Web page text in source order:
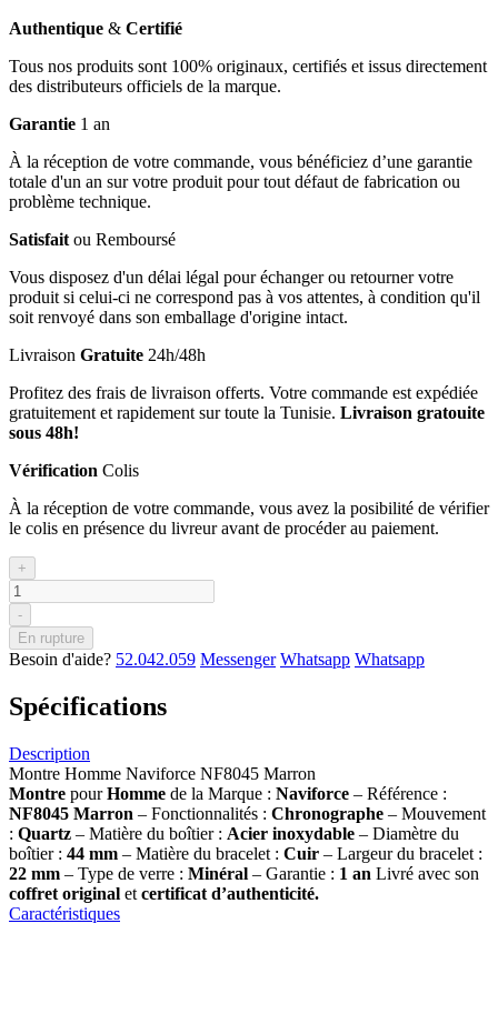
Authentique & Certifié
Tous nos produits sont 100% originaux, certifiés et issus directement
des distributeurs officiels de la marque.
Garantie 1 an
À la réception de votre commande, vous bénéficiez d’une garantie
totale d'un an sur votre produit pour tout défaut de fabrication ou
problème technique.
Satisfait ou Remboursé
Vous disposez d'un délai légal pour échanger ou retourner votre
produit si celui-ci ne correspond pas à vos attentes, à condition qu'il
soit renvoyé dans son emballage d'origine intact.
Livraison Gratuite 24h/48h
Profitez des frais de livraison offerts. Votre commande est expédiée
gratuitement et rapidement sur toute la Tunisie. Livraison gratouite
sous 48h!
Vérification Colis
À la réception de votre commande, vous avez la posibilité de vérifier
le colis en présence du livreur avant de procéder au paiement.
+
-
En rupture
Besoin d'aide? 52.042.059 Messenger Whatsapp Whatsapp
Spécifications
Description
Montre Homme Naviforce NF8045 Marron
Montre pourHomme de la Marque : Naviforce – Référence :
NF8045 Marron – Fonctionnalités : Chronographe – Mouvement
: Quartz – Matière du boîtier : Acier inoxydable – Diamètre du
boîtier : 44 mm – Matière du bracelet : Cuir – Largeur du bracelet :
22 mm – Type de verre : Minéral – Garantie : 1 an Livré avec son
coffret original et certificat d’authenticité.
Caractéristiques